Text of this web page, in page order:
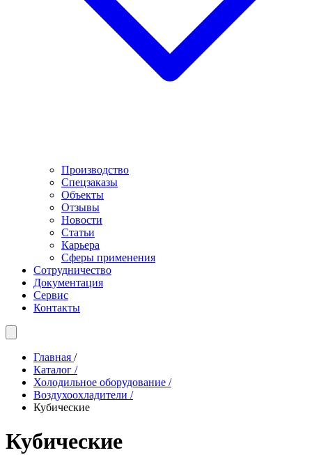
Производство
Спецзаказы
Объекты
Отзывы
Новости
Статьи
Карьера
Сферы применения
Сотрудничество
Документация
Сервис
Контакты
Главная /
Каталог /
Холодильное оборудование /
Воздухоохладители /
Кубические
Кубические